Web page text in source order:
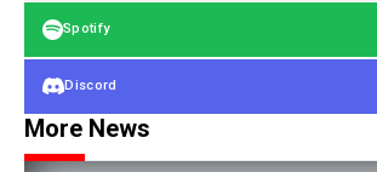
Spotify
Discord
More News